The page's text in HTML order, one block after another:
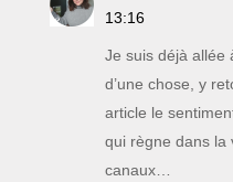
13:16
Je suis déjà allée
d’une chose, y
article le
qui règne dans la
canaux…